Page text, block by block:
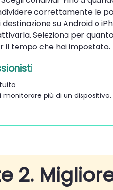
correttamente le
destinazione su Android o
Seleziona per
il tempo che hai impostato.
monitorare più di un dispositivo.
2.